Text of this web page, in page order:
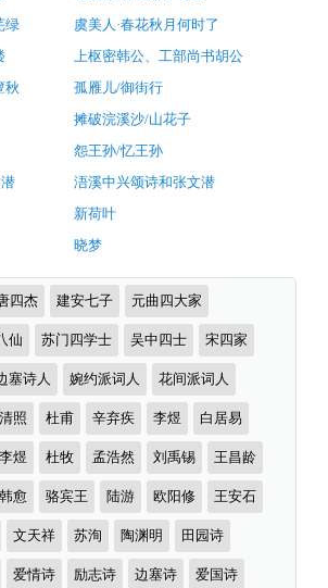
绿
虞美人·春花秋月何时了
上枢密韩公、工部尚书胡公
秋
孤雁儿/御街行
摊破浣溪沙/山花子
怨王孙/忆王孙
浯溪中兴颂诗和张文潜
新荷叶
晓梦
四杰 建安七子 元曲四大家
仙 苏门四学士 吴中四士 宋四家
塞诗人 婉约派词人 花间派词人
照 杜甫 辛弃疾 李煜 白居易
李煜 杜牧 孟浩然 刘禹锡 王昌龄
韩愈 骆宾王 陆游 欧阳修 王安石
文天祥 苏洵 陶渊明 田园诗
爱情诗 励志诗 边塞诗 爱国诗